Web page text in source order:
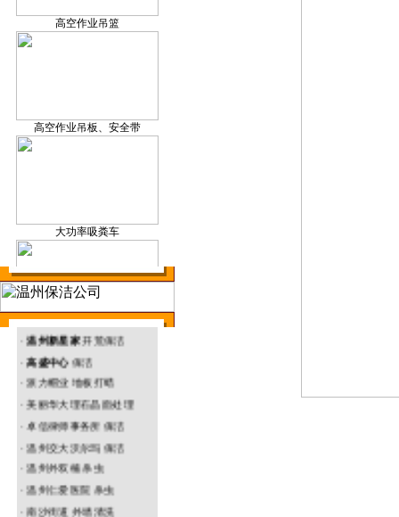
温州环境治理
温州园林绿化
升降机
垃圾清运车
· 温州塑胶厂 外墙清洗
·温州新星家开荒保洁
·高盛中心 保洁
· 派力帽业 地板打蜡
· 美丽华大理石晶面处理
· 卓信律师事务所 保洁
· 温州交大沃尔玛 保洁
·温州外双楠 杀虫
· 温州仁爱医院 杀虫
· 南沙街道 外墙清洗